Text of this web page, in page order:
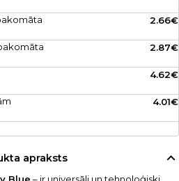
2.66€
2.87€
4.62€
4.01€
apraksts